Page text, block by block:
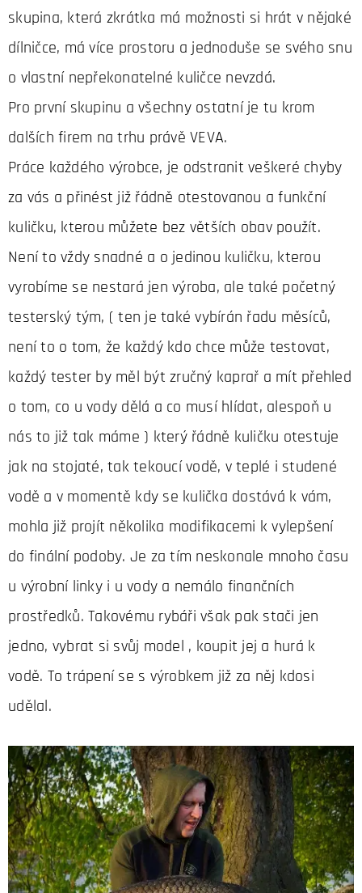
skupina, která zkrátka má možnosti si hrát v nějaké
dílničce, má více prostoru a jednoduše se svého snu
o vlastní nepřekonatelné kuličce nevzdá.
Pro první skupinu a všechny ostatní je tu krom
dalších firem na trhu právě VEVA.
Práce každého výrobce, je odstranit veškeré chyby
za vás a přinést již řádně otestovanou a funkční
kuličku, kterou můžete bez větších obav použít.
Není to vždy snadné a o jedinou kuličku, kterou
vyrobíme se nestará jen výroba, ale také početný
testerský tým, ( ten je také vybírán řadu měsíců,
není to o tom, že každý kdo chce může testovat,
každý tester by měl být zručný kaprař a mít přehled
o tom, co u vody dělá a co musí hlídat, alespoň u
nás to již tak máme ) který řádně kuličku otestuje
jak na stojaté, tak tekoucí vodě, v teplé i studené
vodě a v momentě kdy se kulička dostává k vám,
mohla již projít několika modifikacemi k vylepšení
do finální podoby. Je za tím neskonale mnoho času
u výrobní linky i u vody a nemálo finančních
prostředků. Takovému rybáři však pak stači jen
jedno, vybrat si svůj model , koupit jej a hurá k
vodě. To trápení se s výrobkem již za něj kdosi
udělal.